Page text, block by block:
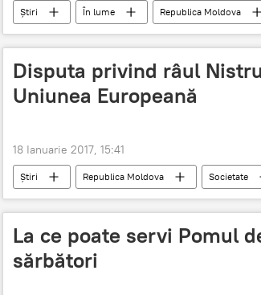
Știri În lume Republica Moldova
Bush
Carter ambasada
Disputa privind râul
Uniunea Europeană
18 Ianuarie 2017, 15:41
Știri Republica Moldova Societate
Ilia Trombițchi
catastrofă ecologică
La ce poate servi Pomul
sărbători